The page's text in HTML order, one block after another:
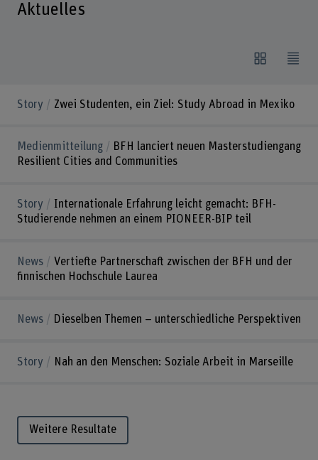
Aktuelles
Story Zwei Studenten, ein Ziel: Study Abroad in Mexiko
Medienmitteilung
BFH lanciert neuen Masterstudiengang
Resilient Cities and Communities
Story
Internationale Erfahrung leicht gemacht: BFH-
Studierende nehmen an einem PIONEER-BIP teil
News
Vertiefte Partnerschaft zwischen der BFH und der
finnischen Hochschule Laurea
News Dieselben Themen – unterschiedliche Perspektiven
Story Nah an den Menschen: Soziale Arbeit in Marseille
Weitere Resultate